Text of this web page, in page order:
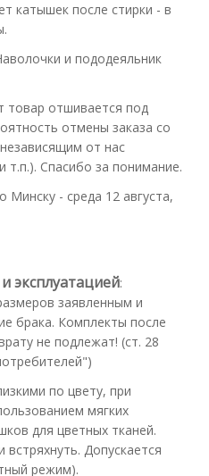
катышек после стирки - в
и пододеяльник
товар отшивается под
отмены заказа со
от нас
т.п.). Спасибо за понимание.
Минску - среда 12 августа,
эксплуатацией:
заявленным и
брака. Комплекты после
не подлежат! (ст. 28
по цвету, при
мягких
для цветных тканей.
Допускается
режим).